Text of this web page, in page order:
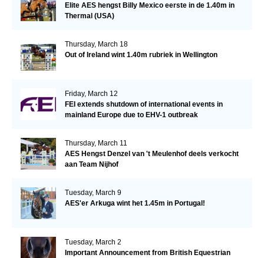
Elite AES hengst Billy Mexico eerste in de 1.40m in
Thermal (USA)
Thursday, March 18
Out of Ireland wint 1.40m rubriek in Wellington
Friday, March 12
FEI extends shutdown of international events in
mainland Europe due to EHV-1 outbreak
Thursday, March 11
AES Hengst Denzel van 't Meulenhof deels verkocht
aan Team Nijhof
Tuesday, March 9
AES'er Arkuga wint het 1.45m in Portugal!
Tuesday, March 2
Important Announcement from British Equestrian